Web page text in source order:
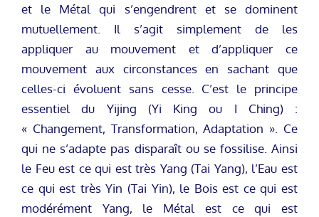
et le Métal qui s’engendrent et se dominent
mutuellement. Il s’agit simplement de les
appliquer au mouvement et d’appliquer ce
mouvement aux circonstances en sachant que
celles-ci évoluent sans cesse. C’est le principe
essentiel du Yijing (Yi King ou I Ching) :
« Changement, Transformation, Adaptation ». Ce
qui ne s’adapte pas disparaît ou se fossilise. Ainsi
le Feu est ce qui est très Yang (Tai Yang), l’Eau est
ce qui est très Yin (Tai Yin), le Bois est ce qui est
modérément Yang, le Métal est ce qui est